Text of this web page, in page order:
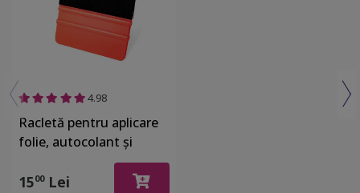
4.98
Racletă pentru aplicare
folie, autocolant şi
stickere, din plastic cu o
latură cu pâslă
1500Lei